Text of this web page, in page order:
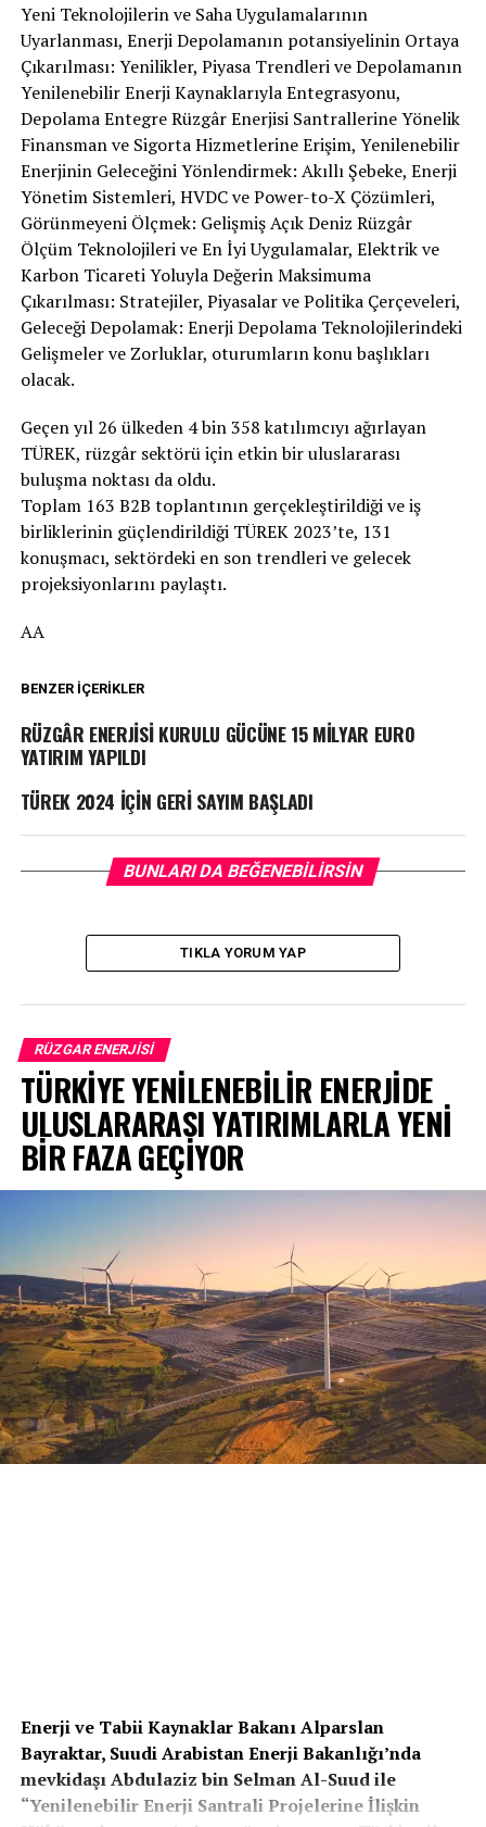
Yeni Teknolojilerin ve Saha Uygulamalarının
Uyarlanması, Enerji Depolamanın potansiyelinin Ortaya
Çıkarılması: Yenilikler, Piyasa Trendleri ve Depolamanın
Yenilenebilir Enerji Kaynaklarıyla Entegrasyonu,
Depolama Entegre Rüzgâr Enerjisi Santrallerine Yönelik
Finansman ve Sigorta Hizmetlerine Erişim, Yenilenebilir
Enerjinin Geleceğini Yönlendirmek: Akıllı Şebeke, Enerji
Yönetim Sistemleri, HVDC ve Power-to-X Çözümleri,
Görünmeyeni Ölçmek: Gelişmiş Açık Deniz Rüzgâr
Ölçüm Teknolojileri ve En İyi Uygulamalar, Elektrik ve
Karbon Ticareti Yoluyla Değerin Maksimuma
Çıkarılması: Stratejiler, Piyasalar ve Politika Çerçeveleri,
Geleceği Depolamak: Enerji Depolama Teknolojilerindeki
Gelişmeler ve Zorluklar, oturumların konu başlıkları
olacak.
Geçen yıl 26 ülkeden 4 bin 358 katılımcıyı ağırlayan
TÜREK, rüzgâr sektörü için etkin bir uluslararası
buluşma noktası da oldu.
Toplam 163 B2B toplantının gerçekleştirildiği ve iş
birliklerinin güçlendirildiği TÜREK 2023’te, 131
konuşmacı, sektördeki en son trendleri ve gelecek
projeksiyonlarını paylaştı.
AA
BENZER İÇERIKLER
RÜZGÂR ENERJİSİ KURULU GÜCÜNE 15 MİLYAR EURO
YATIRIM YAPILDI
TÜREK 2024 İÇİN GERİ SAYIM BAŞLADI
BUNLARI DA BEĞENEBILIRSIN
TIKLA YORUM YAP
RÜZGAR ENERJISI
TÜRKİYE YENİLENEBİLİR ENERJİDE
ULUSLARARASI YATIRIMLARLA YENİ
BİR FAZA GEÇİYOR
Enerji ve Tabii Kaynaklar Bakanı Alparslan
Bayraktar, Suudi Arabistan Enerji Bakanlığı’nda
mevkidaşı Abdulaziz bin Selman Al-Suud ile
“Yenilenebilir Enerji Santrali Projelerine İlişkin